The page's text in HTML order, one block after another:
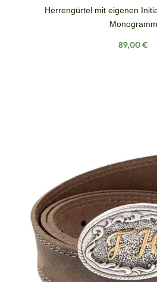
Herrengürtel mit eigenen
Monogramm
89,00 €